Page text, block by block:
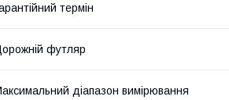
термін
футляр
діапазон вимірювання